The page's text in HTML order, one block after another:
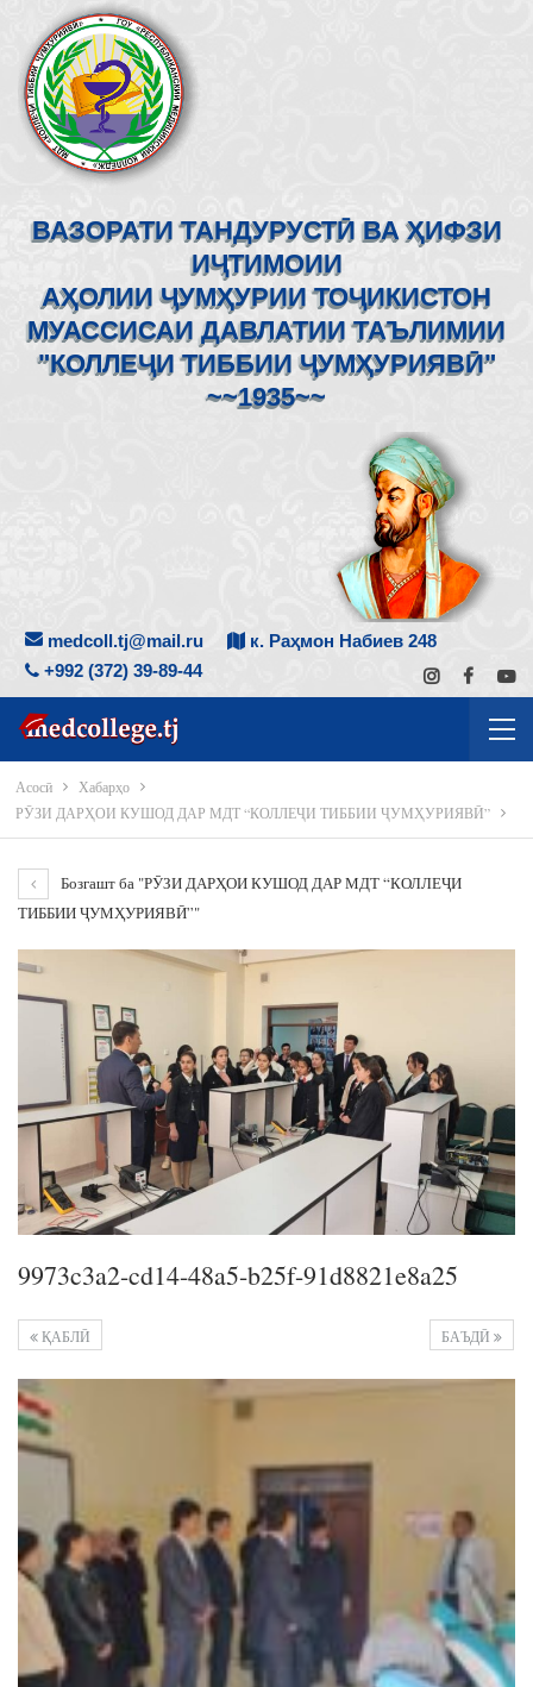
ВАЗОРАТИ ТАНДУРУСТӢ ВА ҲИФЗИ
ИҶТИМОИИ
АҲОЛИИ ҶУМҲУРИИ ТОҶИКИСТОН
МУАССИСАИ ДАВЛАТИИ ТАЪЛИМИИ
"КОЛЛЕҶИ ТИББИИ ҶУМҲУРИЯВӢ"
~~1935~~
medcoll.tj@mail.ru
к. Раҳмон Набиев 248
+992 (372) 39-89-44
Асосӣ
Хабарҳо
РӮЗИ ДАРҲОИ КУШОД ДАР МДТ “КОЛЛЕҶИ ТИББИИ ҶУМҲУРИЯВӢ”
Бозгашт ба "РӮЗИ ДАРҲОИ КУШОД ДАР МДТ “КОЛЛЕҶИ
ТИББИИ ҶУМҲУРИЯВӢ”"
9973c3a2-cd14-48a5-b25f-91d8821e8a25
БАЪДӢ
ҚАБЛӢ